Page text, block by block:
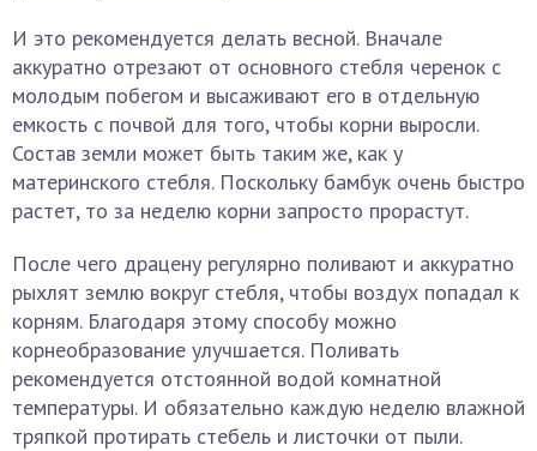
И это рекомендуется делать весной. Вначале
аккуратно отрезают от основного стебля черенок с
молодым побегом и высаживают его в отдельную
емкость с почвой для того, чтобы корни выросли.
Состав земли может быть таким же, как у
материнского стебля. Поскольку бамбук очень быстро
растет, то за неделю корни запросто прорастут.
После чего драцену регулярно поливают и аккуратно
рыхлят землю вокруг стебля, чтобы воздух попадал к
корням. Благодаря этому способу можно
корнеобразование улучшается. Поливать
рекомендуется отстоянной водой комнатной
температуры. И обязательно каждую неделю влажной
тряпкой протирать стебель и листочки от пыли.